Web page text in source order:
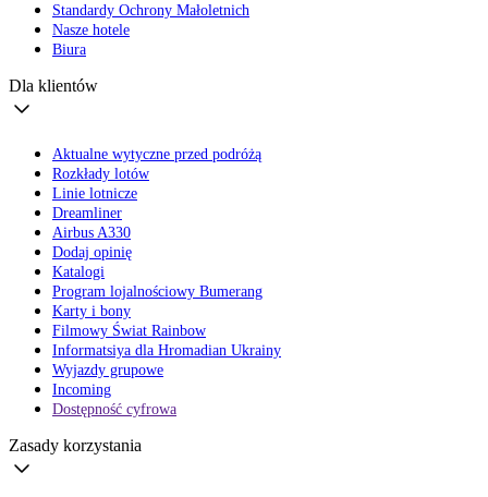
Standardy Ochrony Małoletnich
Nasze hotele
Biura
Dla klientów
Aktualne wytyczne przed podróżą
Rozkłady lotów
Linie lotnicze
Dreamliner
Airbus A330
Dodaj opinię
Katalogi
Program lojalnościowy Bumerang
Karty i bony
Filmowy Świat Rainbow
Informatsiya dla Hromadian Ukrainy
Wyjazdy grupowe
Incoming
Dostępność cyfrowa
Zasady korzystania